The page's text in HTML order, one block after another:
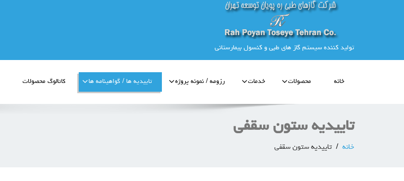
تولید کننده سیستم گاز های طبی و کنسول بیمارستانی
خانه محصولات خدمات رزومه / نمونه پروژه تاییدیه ها / گواهینامه ها کاتالوگ محصولات
تاییدیه ستون سقفی
خانه تاییدیه ستون سقفی